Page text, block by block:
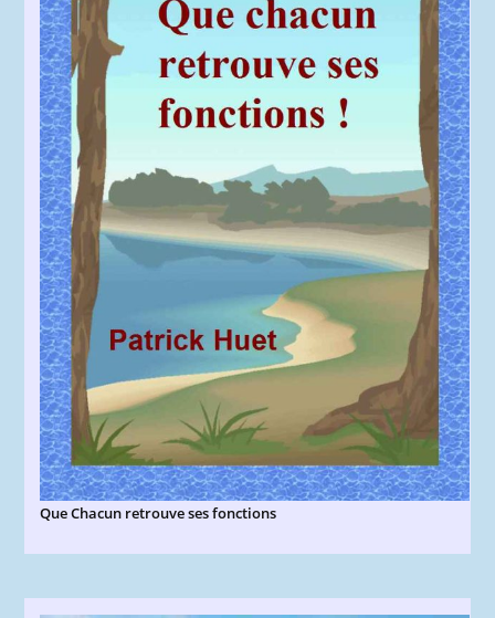
Que Chacun retrouve ses fonctions